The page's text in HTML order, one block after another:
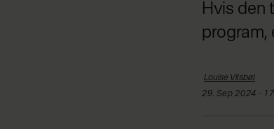
Hvis den
program,
Louise Vilsbøl
29. Sep 2024 -